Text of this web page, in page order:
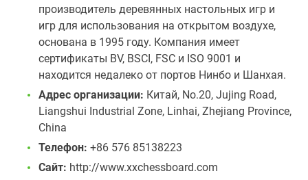
производитель деревянных настольных игр и
игр для использования на открытом воздухе,
основана в 1995 году. Компания имеет
сертификаты BV, BSCI, FSC и ISO 9001 и
находится недалеко от портов Нинбо и Шанхая.
Адрес организации: Китай, No.20, Jujing Road,
Liangshui Industrial Zone, Linhai, Zhejiang Province,
China
Телефон: +86 576 85138223
Сайт: http://www.xxchessboard.com